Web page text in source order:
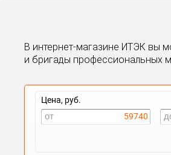
В интернет-магазине ИТЭК вы
и бригады профессиональных
Цена, руб.
59740